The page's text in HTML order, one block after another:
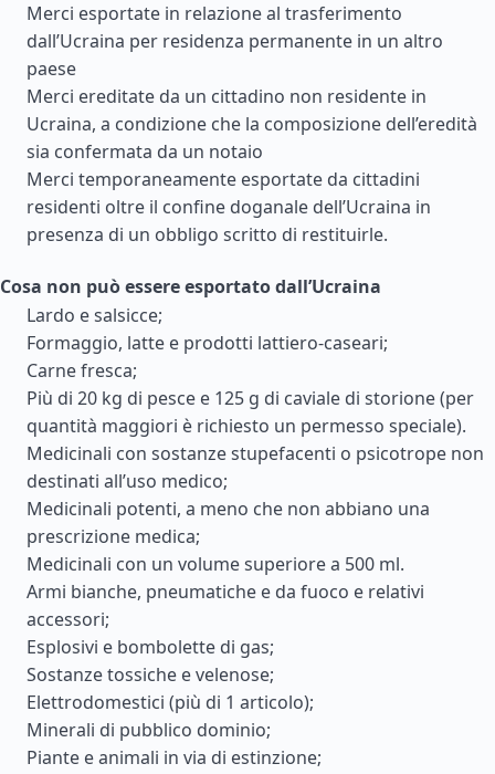
Merci esportate in relazione al trasferimento
dall’Ucraina per residenza permanente in un altro
paese
Merci ereditate da un cittadino non residente in
Ucraina, a condizione che la composizione dell’eredità
sia confermata da un notaio
Merci temporaneamente esportate da cittadini
residenti oltre il confine doganale dell’Ucraina in
presenza di un obbligo scritto di restituirle.
Cosa non può essere esportato dall’Ucraina
Lardo e salsicce;
Formaggio, latte e prodotti lattiero-caseari;
Carne fresca;
Più di 20 kg di pesce e 125 g di caviale di storione (per
quantità maggiori è richiesto un permesso speciale).
Medicinali con sostanze stupefacenti o psicotrope non
destinati all’uso medico;
Medicinali potenti, a meno che non abbiano una
prescrizione medica;
Medicinali con un volume superiore a 500 ml.
Armi bianche, pneumatiche e da fuoco e relativi
accessori;
Esplosivi e bombolette di gas;
Sostanze tossiche e velenose;
Elettrodomestici (più di 1 articolo);
Minerali di pubblico dominio;
Piante e animali in via di estinzione;